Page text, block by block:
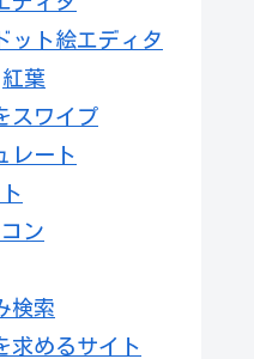
ット絵エディタ
紅葉
スワイプ
レート
ン
検索
求めるサイト